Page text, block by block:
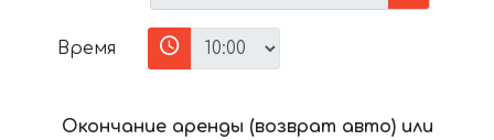
Время
Окончание аренды (возврат авто) или